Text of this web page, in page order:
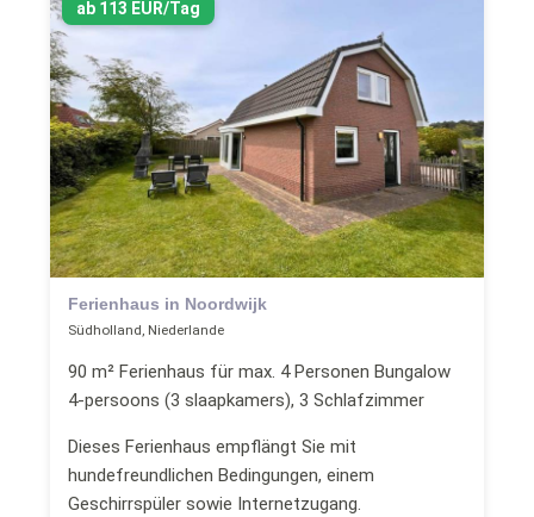
ab 113 EUR/Tag
Ferienhaus in Noordwijk
Südholland, Niederlande
90 m² Ferienhaus für max. 4 Personen Bungalow
4-persoons (3 slaapkamers), 3 Schlafzimmer
Dieses Ferienhaus empflängt Sie mit
hundefreundlichen Bedingungen, einem
Geschirrspüler sowie Internetzugang.